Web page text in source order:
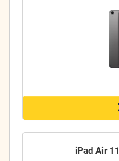
iPad Air